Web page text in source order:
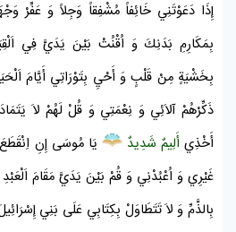
إِذَا دَعَوْتَنِي خَائِفاً مُشْفِقاً وَجِلاً وَ عَفِّرْ
بِمَكَارِمِ بَدَنِكَ وَ اُقْنُتْ بَيْنَ يَدَيَّ فِي
بِخَشْيَةٍ مِنْ قَلْبٍ وَ أَحْيِ بِتَوْرَاتِي أَيَّامَ
ذَكِّرْهُمْ آلاَئِي وَ نِعْمَتِي وَ قُلْ لَهُمْ لاَ
أَخْذِيأَلِيمٌ شَدِيدٌ يَامُوسَى إِنِ
غَيْرِي وَ اُعْبُدْنِي وَ قُمْ بَيْنَ يَدَيَّ مَقَامَ
بِالذَّمِّ وَ لاَ تَتَطَاوَلْ بِكِتَابِي عَلَى بَنِي